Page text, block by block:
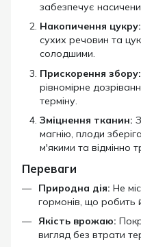
забезпечує
Накопичення цукру:
сухих речовин та
солодшими.
Прискорення збору:
рівномірне
терміну.
Зміцнення тканин:
магнію, плоди
м'якими та відмінно
Переваги
Природна дія: Не
гормонів, що робить
Якість врожаю:
вигляд без втрати